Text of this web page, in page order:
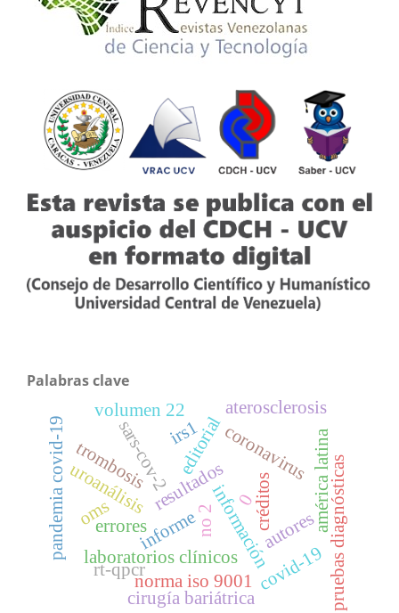
Palabras clave
erroresinforme
resultados
uroanálisis
laboratorios clínicosinformaciónautores
pandemia covid-19 sars-cov-2 coronavirus
rt-qpcr
oms
norma iso 9001
0
editorial
créditos
covid-19pruebas diagnósticas
trombosis américa latina
aterosclerosis
volumen 22
no 2
cirugía bariátrica
irs1